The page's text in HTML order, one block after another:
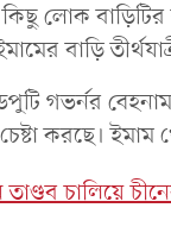
কিছু লোক
বাড়ি
গভর্নর
চেষ্টা করছে।
তাণ্ডব চালিয়ে